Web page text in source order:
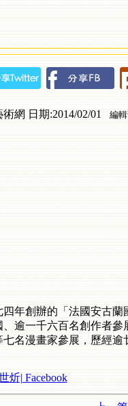
術網 日期:2014/02/01 編
四年創辦的「法國安古
、逾一千六百名創作者參
七名漫畫家參展，歷經
炘| Facebook